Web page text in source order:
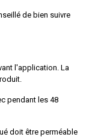
de bien suivre
l'application. La
pendant les 48
doit être perméable